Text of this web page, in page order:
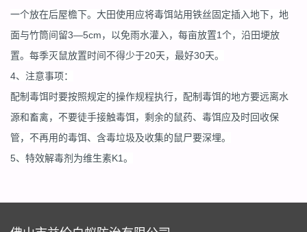
一个放在后屋檐下。大田使用应将毒饵站用铁丝固定插入地下，地
面与竹筒间留3—5cm，以免雨水灌入，每亩放置1个，沿田埂放
置。每季灭鼠放置时间不得少于20天，最好30天。
4、注意事项：
配制毒饵时要按照规定的操作规程执行，配制毒饵的地方要远离水
源和畜禽，不要徒手接触毒饵，剩余的鼠药、毒饵应及时回收保
管，不再用的毒饵、含毒垃圾及收集的鼠尸要深埋。
5、特效解毒剂为维生素K1。